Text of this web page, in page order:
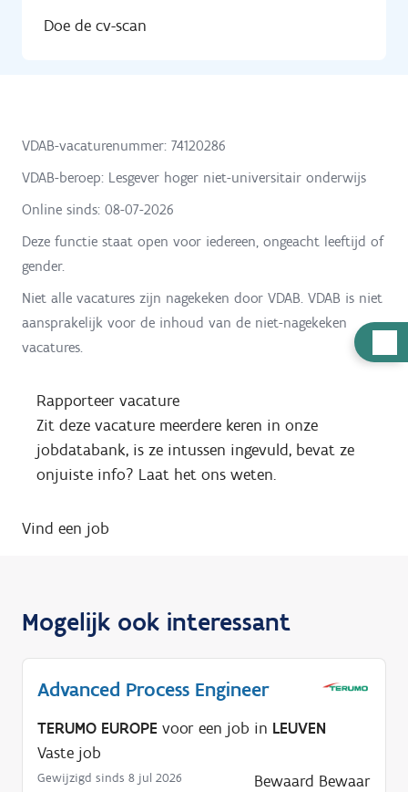
u
Doe de cv-scan
VDAB-vacaturenummer: 74120286
VDAB-beroep: Lesgever hoger niet-universitair onderwijs
Online sinds: 08-07-2026
Deze functie staat open voor iedereen, ongeacht leeftijd of
gender.
Niet alle vacatures zijn nagekeken door VDAB. VDAB is niet
aansprakelijk voor de inhoud van de niet-nagekeken
vacatures.
Rapporteer vacature
Zit deze vacature meerdere keren in onze
jobdatabank, is ze intussen ingevuld, bevat ze
onjuiste info? Laat het ons weten.
Vind een job
Mogelijk ook interessant
Advanced Process Engineer
TERUMO EUROPE voor een job in LEUVEN
Vaste job
Gewijzigd sinds 8 jul 2026 Bewaard Bewaar